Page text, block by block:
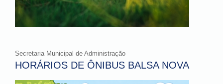
Secretaria Municipal de Administração
HORÁRIOS DE ÔNIBUS BALSA NOVA